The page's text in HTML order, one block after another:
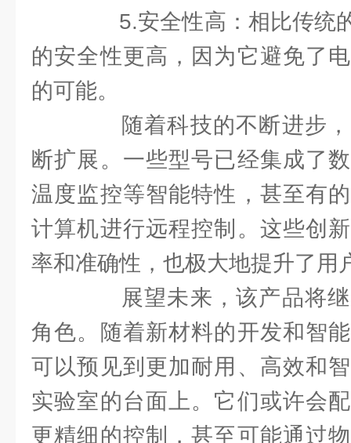
5.安全性高：相比传统
的安全性更高，因为它避免了
的可能。
随着科技的不断进步，
断扩展。一些型号已经集成了
温度监控等智能特性，甚至有
计算机进行远程控制。这些创
率和准确性，也极大地提升了用
展望未来，该产品将继
角色。随着新材料的开发和智
可以预见到更加耐用、高效和
实验室的台面上。它们或许会
更精细的控制，甚至可能通过